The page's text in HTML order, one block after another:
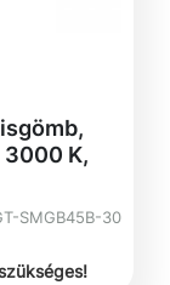
3000 K,
SMGB45B-30